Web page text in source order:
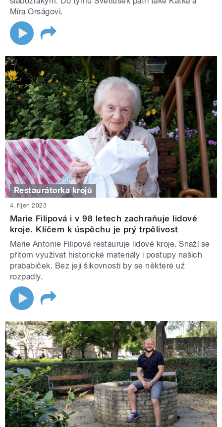
Míra Orságovi.
Restaurátorka krojů
4. říjen 2023
Marie Filipová i v 98 letech zachraňuje lidové
kroje. Klíčem k úspěchu je prý trpělivost
Marie Antonie Filipová restauruje lidové kroje. Snaží se
přitom využívat historické materiály i postupy našich
prababiček. Bez její šikovnosti by se některé už
rozpadly.